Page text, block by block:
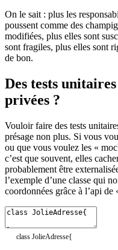
On le sait : plus les
poussent comme des
modifiées, plus elles sont
sont fragiles, plus elles sont
de bon.
Des tests
privées ?
Vouloir faire des tests
présage non plus. Si vous
ou que vous voulez les «
c’est que souvent, elles
probablement être
l’exemple d’une classe qui
coordonnées grâce à l’api
class JolieAdresse{